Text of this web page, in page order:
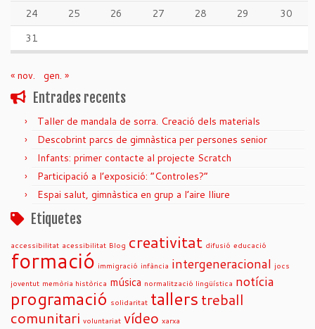
24
25 26 27 28 29
30
31
« nov. gen. »
Entrades recents
Taller de mandala de sorra. Creació dels materials
Descobrint parcs de gimnàstica per persones senior
Infants: primer contacte al projecte Scratch
Participació a l’exposició: “Controles?”
Espai salut, gimnàstica en grup a l’aire lliure
Etiquetes
accessibilitat acessibilitat Blog creativitat difusió educació
formació immigració infància intergeneracional jocs
joventut memòria històrica música normalització lingüística notícia
programació solidaritat tallers treball
comunitari voluntariat vídeo xarxa